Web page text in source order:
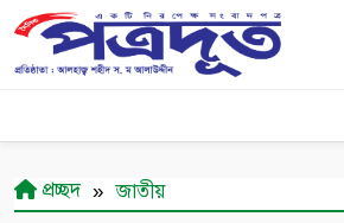
প্রচ্ছদ জাতীয়